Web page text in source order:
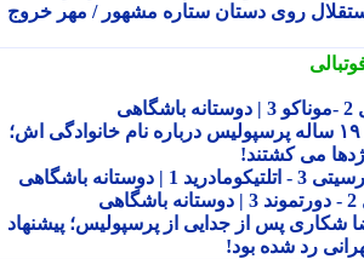
روی دستان ستاره مشهور / مهر خروج
عجیب خرید ۱۹ ساله پرسپولیس درباره نام خانوادگی اش؛
می کشتند!
پس از جدایی از پرسپولیس؛ پیشنهاد
رد شده بود!